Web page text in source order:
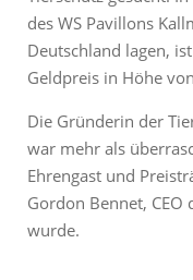
des WS Pavillons
Deutschland lagen,
Geldpreis in Höhe
Die Gründerin der
war mehr als
Ehrengast und
Gordon Bennet,
wurde.